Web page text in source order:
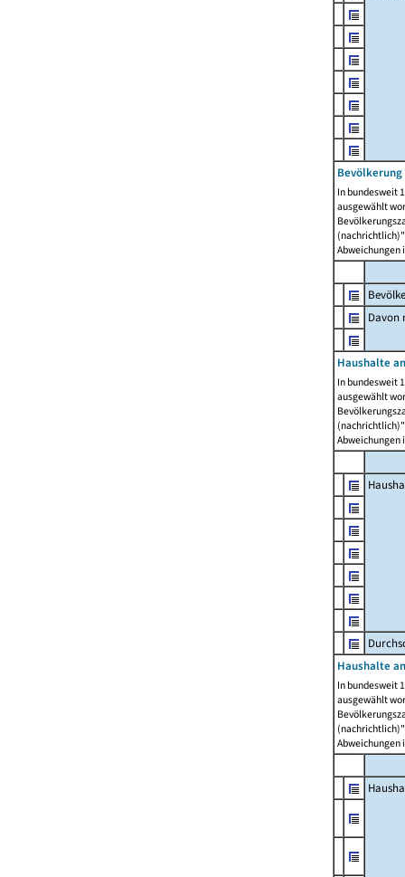
In bundesweit
ausgewählt
Abweichungen
Davon
Haushalte
In bundesweit
ausgewählt
Abweichungen
Haushalte
In bundesweit
ausgewählt
Abweichungen